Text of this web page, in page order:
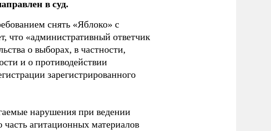
в суд.
снять «Яблоко» с
что «административный ответчик
о выборах, в частности,
и о противодействии
зарегистрированного
нарушения при ведении
агитационных материалов